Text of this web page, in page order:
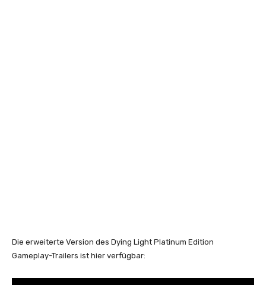
Die erweiterte Version des Dying Light Platinum Edition
Gameplay-Trailers ist hier verfügbar: